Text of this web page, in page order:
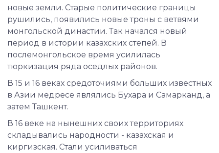
новые земли. Старые политические границы
рушились, появились новые троны с ветвями
монгольской династии. Так начался новый
период в истории казахских степей. В
послемонгольское время усилилась
тюркизация ряда оседлых районов.
В 15 и 16 веках средоточиями больших известных
в Азии медресе являлись Бухара и Самарканд, а
затем Ташкент.
В 16 веке на нынешних своих территориях
складывались народности - казахская и
киргизская. Стали усиливаться